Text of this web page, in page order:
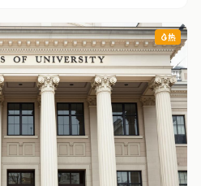
热